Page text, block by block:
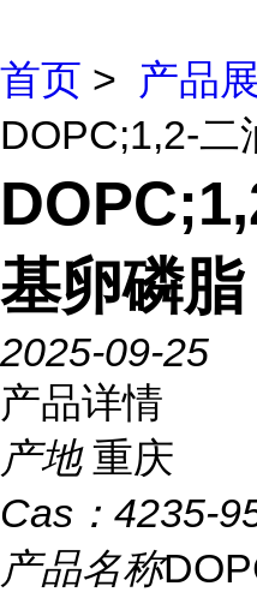
首页 > 产品
DOPC;1,2-二
基卵磷脂
2025-09-25
产品详情
产地 重庆
Cas： 4235-
产品名称